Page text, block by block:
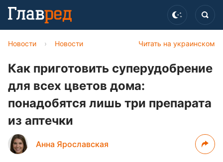
Читать на украинском
Новости › Новости
Как приготовить суперудобрение
для всех цветов дома:
понадобятся лишь три препарата
из аптечки
Анна Ярославская